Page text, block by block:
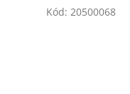
Kód: 20500068